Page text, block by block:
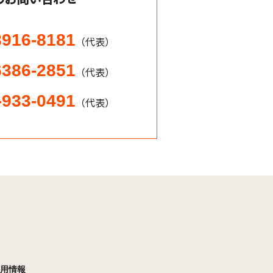
8181 （代表）
2851 （代表）
0491 （代表）
情報